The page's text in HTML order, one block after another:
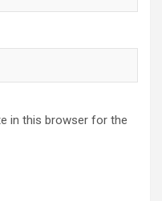
in this browser for the